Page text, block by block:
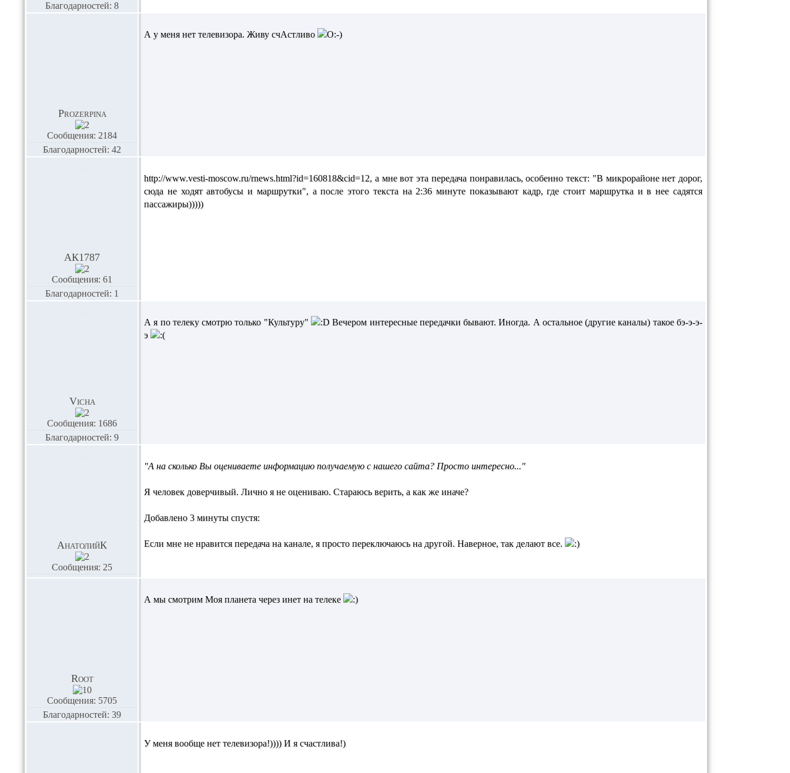
Благодарностей: 8
Prozerpina
Сообщения: 2184
Благодарностей: 42
А у меня нет телевизора. Живу счАстливо
АК1787
Сообщения: 61
Благодарностей: 1
http://www.vesti-moscow.ru/rnews.html?id=160818&cid=12, а мне вот эта передача понравилась, особенно текст: "В микрорайоне нет дорог,
сюда не ходят автобусы и маршрутки", а после этого текста на 2:36 минуте показывают кадр, где стоит маршрутка и в нее садятся
пассажиры)))))
Vicha
Сообщения: 1686
Благодарностей: 9
А я по телеку смотрю только "Культуру"
Вечером интересные передачки бывают. Иногда. А остальное (другие каналы) такое бэ-э-э-
э
АнатолийК
Сообщения: 25
"А на сколько Вы оцениваете информацию получаемую с нашего сайта? Просто интересно..."
Я человек доверчивый. Лично я не оцениваю. Стараюсь верить, а как же иначе?
Добавлено 3 минуты спустя:
Если мне не нравится передача на канале, я просто переключаюсь на другой. Наверное, так делают все.
Root
Сообщения: 5705
Благодарностей: 39
А мы смотрим Моя планета через инет на телеке
У меня вообще нет телевизора!)))) И я счастлива!)